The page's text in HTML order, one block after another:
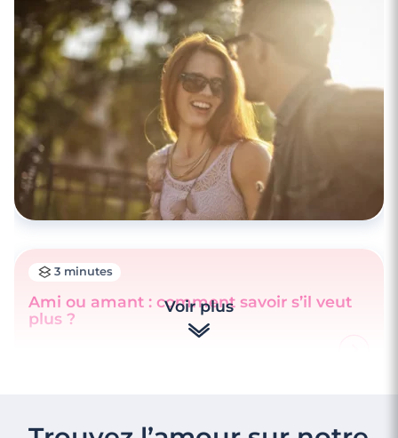
3 minutes
Ami ou amant : comment savoir s’il veut
plus ?
Voir plus